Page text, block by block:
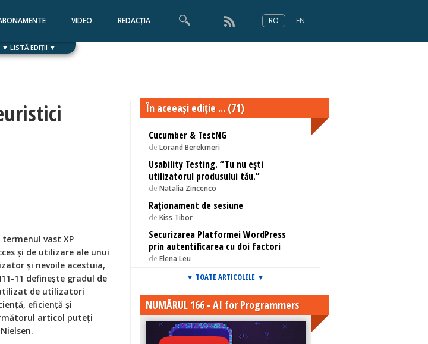
VIDEO REDACȚIA RO EN
▼ LISTĂ EDIȚII ▼
vast XP
și de utilizare ale unui
și nevoile acestuia,
11 definește gradul de
de utilizatori
eficiență și
articol puteți
În aceeaşi ediţie ... (71)
Cucumber & TestNG
de Lorand Berekmeri
Usability Testing. “Tu nu ești
utilizatorul produsului tău.”
de Natalia Zincenco
Raționament de sesiune
de Kiss Tibor
Securizarea Platformei WordPress
prin autentificarea cu doi factori
de Elena Leu
▼ TOATE ARTICOLELE ▼
NUMĂRUL 166 - AI for Programmers